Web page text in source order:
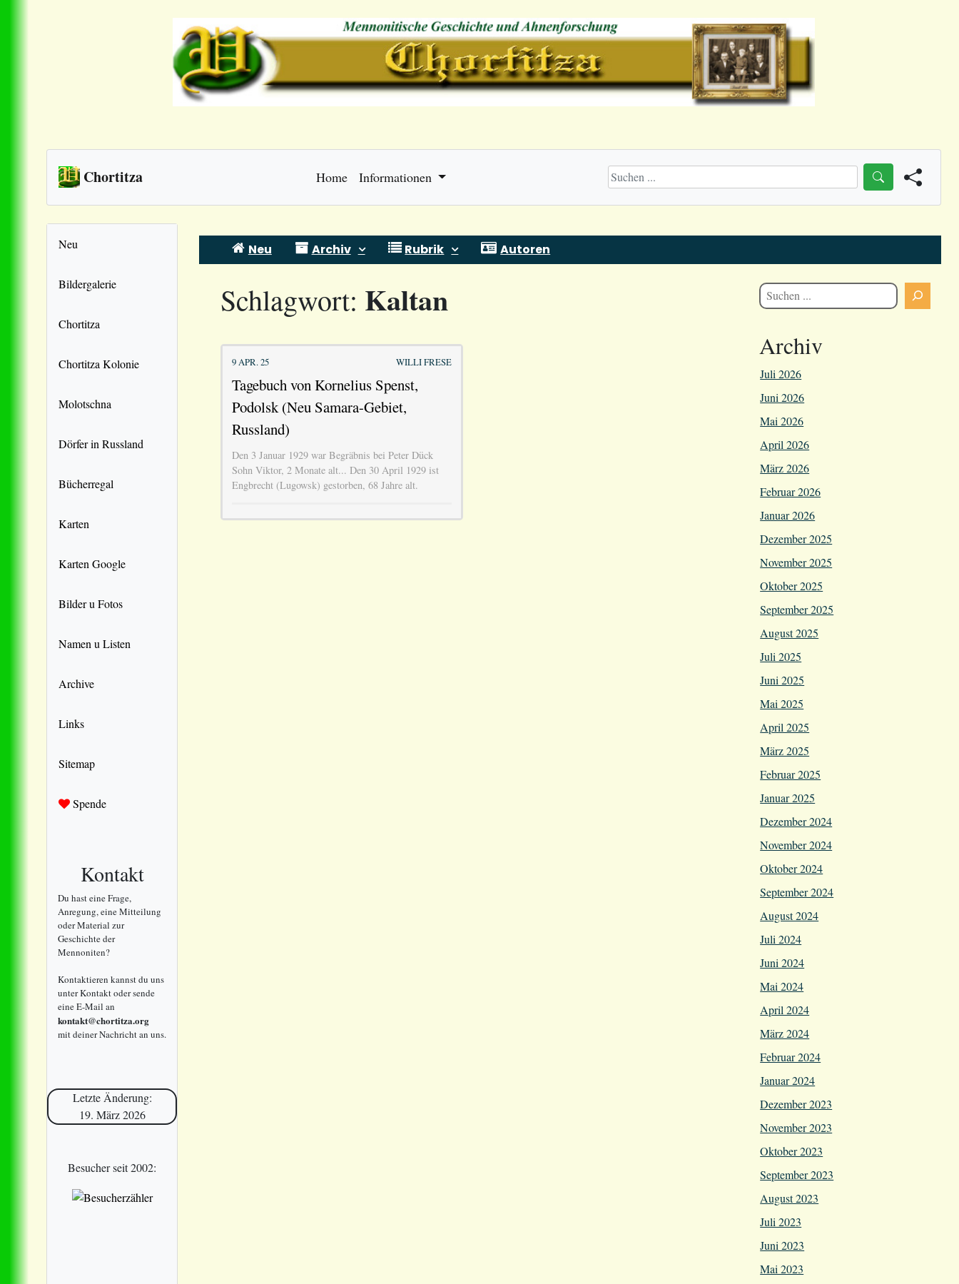
Chortitza Home Informationen
Neu
Bildergalerie
Chortitza
Chortitza Kolonie
Molotschna
Dörfer in Russland
Bücherregal
Karten
Karten Google
Bilder u Fotos
Namen u Listen
Archive
Links
Sitemap
Spende
Kontakt
Du hast eine Frage,
Anregung, eine Mitteilung
oder Material zur
Geschichte der
Mennoniten?
Kontaktieren kannst du uns
unter Kontakt oder sende
eine E-Mail an
kontakt@chortitza.org
mit deiner Nachricht an uns.
Letzte Änderung:
19. März 2026
Besucher seit 2002:
Skip
content
Neu Archiv Rubrik Autoren
Schlagwort: Kaltan
9 APR. 25 WILLI FRESE
Tagebuch von Kornelius Spenst,
Podolsk (Neu Samara-Gebiet,
Russland)
Den 3 Januar 1929 war Begräbnis bei Peter Dück
Sohn Viktor, 2 Monate alt... Den 30 April 1929 ist
Engbrecht (Lugowsk) gestorben, 68 Jahre alt.
Archiv
Juli 2026
Juni 2026
Mai 2026
April 2026
März 2026
Februar 2026
Januar 2026
Dezember 2025
November 2025
Oktober 2025
September 2025
August 2025
Juli 2025
Juni 2025
Mai 2025
April 2025
März 2025
Februar 2025
Januar 2025
Dezember 2024
November 2024
Oktober 2024
September 2024
August 2024
Juli 2024
Juni 2024
Mai 2024
April 2024
März 2024
Februar 2024
Januar 2024
Dezember 2023
November 2023
Oktober 2023
September 2023
August 2023
Juli 2023
Juni 2023
Mai 2023